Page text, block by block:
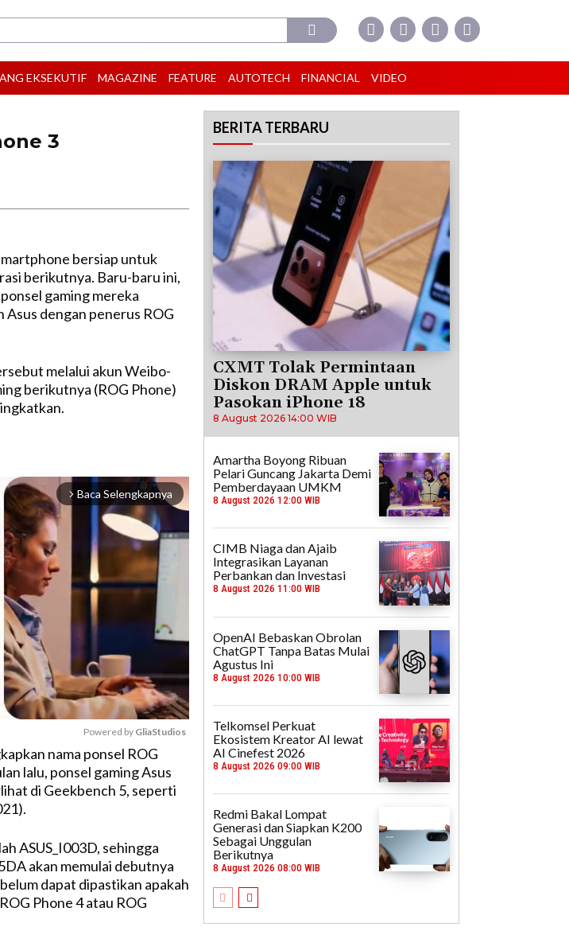
EKSEKUTIF MAGAZINE FEATURE AUTOTECH FINANCIAL VIDEO
3
bersiap untuk
berikutnya. Baru-baru ini,
gaming mereka
dengan penerus ROG
melalui akun Weibo-
berikutnya (ROG Phone)
arrow_forward_ios Baca Selengkapnya
M
u
e
Powered by GliaStudios
nama ponsel ROG
lalu, ponsel gaming Asus
di Geekbench 5, seperti
ASUS_I003D, sehingga
akan memulai debutnya
dapat dipastikan apakah
Phone 4 atau ROG
BERITA TERBARU
CXMT Tolak Permintaan
Diskon DRAM Apple untuk
Pasokan iPhone 18
8 August 2026 14:00 WIB
Amartha Boyong Ribuan
Pelari Guncang Jakarta Demi
Pemberdayaan UMKM
8 August 2026 12:00 WIB
CIMB Niaga dan Ajaib
Integrasikan Layanan
Perbankan dan Investasi
8 August 2026 11:00 WIB
OpenAI Bebaskan Obrolan
ChatGPT Tanpa Batas Mulai
Agustus Ini
8 August 2026 10:00 WIB
Telkomsel Perkuat
Ekosistem Kreator AI lewat
AI Cinefest 2026
8 August 2026 09:00 WIB
Redmi Bakal Lompat
Generasi dan Siapkan K200
Sebagai Unggulan
Berikutnya
8 August 2026 08:00 WIB